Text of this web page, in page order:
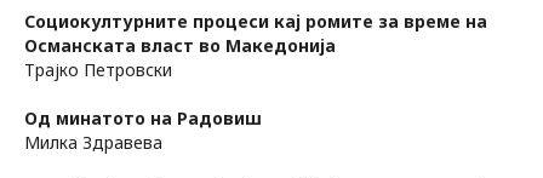
Социокултурните процеси кај ромите за време на
Османската власт во Македонија
Трајко Петровски
Од минатото на Радовиш
Милка Здравева